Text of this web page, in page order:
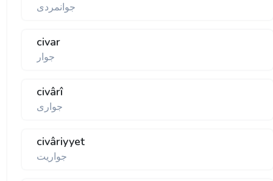
جوانمردی
civar
جوار
civârî
جواری
civâriyyet
جواريت